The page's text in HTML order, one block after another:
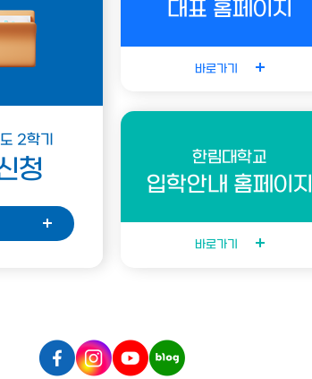
2학기
청
대표 홈페이지
바로가기
한림대학교
입학안내 홈페이
바로가기